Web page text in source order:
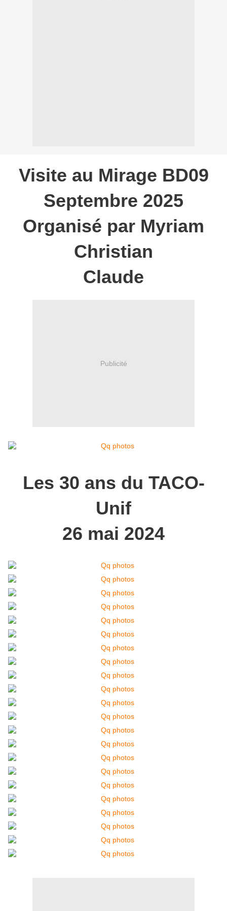
Visite au Mirage BD09
Septembre 2025
Organisé par Myriam
Christian
Claude
Publicité
Les 30 ans du TACO-
Unif
26 mai 2024